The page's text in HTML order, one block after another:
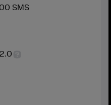
SMS